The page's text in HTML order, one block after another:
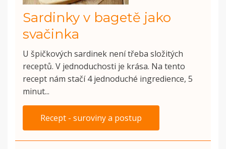
Sardinky v bagetě jako
svačinka
U špičkových sardinek není třeba složitých
receptů. V jednoduchosti je krása. Na tento
recept nám stačí 4 jednoduché ingredience, 5
minut...
Recept - suroviny a postup